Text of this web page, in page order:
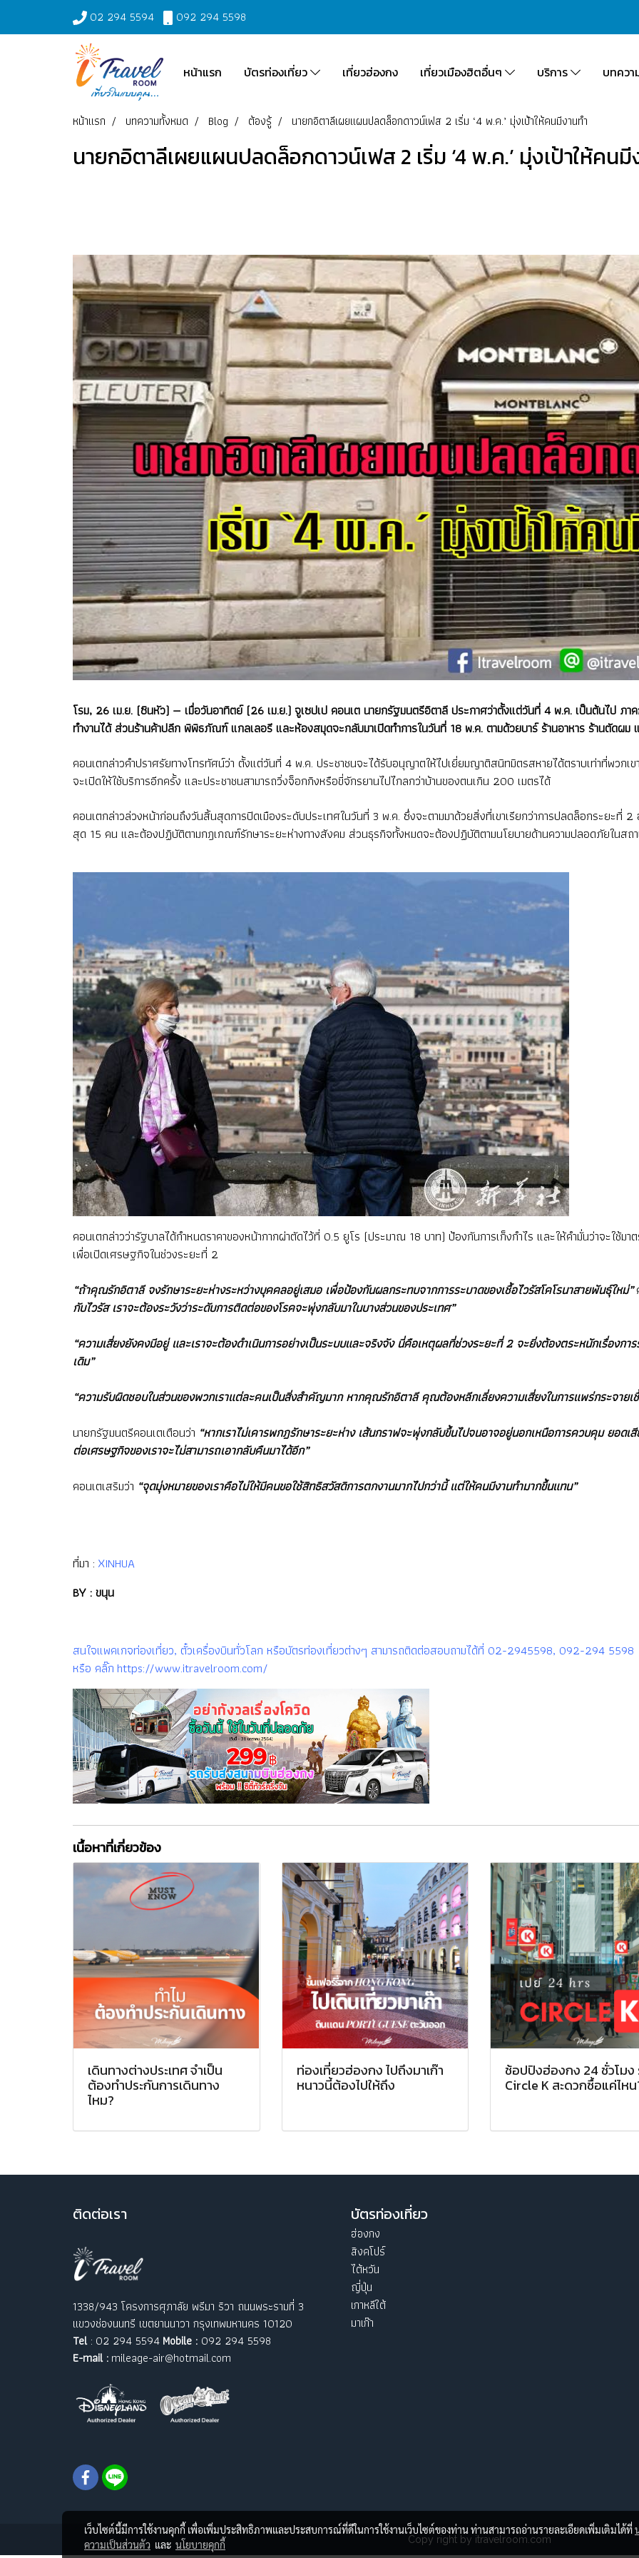
02 294 5594 092 294 5598
หน้าแรก บัตรท่องเที่ยว เที่ยวฮ่องกง เที่ยวเมืองฮิตอื่นๆ บริการ บทควา
หน้าแรก บทความทั้งหมด Blog ต้องรู้ นายกอิตาลีเผยแผนปลดล็อกดาวน์เฟส 2 เริ่ม ‘4 พ.ค.’ มุ่งเป้าให้คนมีงานทำ
นายกอิตาลีเผยแผนปลดล็อกดาวน์เฟส 2 เริ่ม ‘4 พ.ค.’ มุ่งเป้าให้คนมี
โรม, 26 เม.ย. (ซินหัว) — เมื่อวันอาทิตย์ (26 เม.ย.) จูเซปเป คอนเต นายกรัฐมนตรีอิตาลี ประกาศว่าตั้งแต่วันที่ 4 พ.ค. เป็นต้นไป ภา
ทำงานได้ ส่วนร้านค้าปลีก พิพิธภัณฑ์ แกลเลอรี และห้องสมุดจะกลับมาเปิดทำการในวันที่ 18 พ.ค. ตามด้วยบาร์ ร้านอาหาร ร้านตัดผม
คอนเตกล่าวคำปราศรัยทางโทรทัศน์ว่า ตั้งแต่วันที่ 4 พ.ค. ประชาชนจะได้รับอนุญาตให้ไปเยี่ยมญาติสนิทมิตรสหายได้ตราบเท่าที่พวก
จะเปิดให้ใช้บริการอีกครั้ง และประชาชนสามารถวิ่งจ็อกกิงหรือขี่จักรยานไปไกลกว่าบ้านของตนเกิน 200 เมตรได้
คอนเตกล่าวล่วงหน้าก่อนถึงวันสิ้นสุดการปิดเมืองระดับประเทศในวันที่ 3 พ.ค. ซึ่งจะตามมาด้วยสิ่งที่เขาเรียกว่าการปลดล็อกระยะที่
สุด 15 คน และต้องปฏิบัติตามกฎเกณฑ์รักษาระยะห่างทางสังคม ส่วนธุรกิจทั้งหมดจะต้องปฏิบัติตามนโยบายด้านความปลอดภัยในสถา
คอนเตกล่าวว่ารัฐบาลได้กำหนดราคาของหน้ากากผ่าตัดไว้ที่ 0.5 ยูโร (ประมาณ 18 บาท) ป้องกันการเก็งกำไร และให้คำมั่นว่าจะใช้
เพื่อเปิดเศรษฐกิจในช่วงระยะที่ 2
“ถ้าคุณรักอิตาลี จงรักษาระยะห่างระหว่างบุคคลอยู่เสมอ เพื่อป้องกันผลกระทบจากการระบาดของเชื้อไวรัสโคโรนาสายพันธุ์ใหม่”
กับไวรัส เราจะต้องระวังว่าระดับการติดต่อของโรคจะพุ่งกลับมาในบางส่วนของประเทศ”
“ความเสี่ยงยังคงมีอยู่ และเราจะต้องดำเนินการอย่างเป็นระบบและจริงจัง นี่คือเหตุผลที่ช่วงระยะที่ 2 จะยิ่งต้องตระหนักเรื่องก
เดิม”
“ความรับผิดชอบในส่วนของพวกเราแต่ละคนเป็นสิ่งสำคัญมาก หากคุณรักอิตาลี คุณต้องหลีกเลี่ยงความเสี่ยงในการแพร่กระจายเ
นายกรัฐมนตรีคอนเตเตือนว่า “หากเราไม่เคารพกฎรักษาระยะห่าง เส้นกราฟจะพุ่งกลับขึ้นไปจนอาจอยู่นอกเหนือการควบคุม ยอด
ต่อเศรษฐกิจของเราจะไม่สามารถเอากลับคืนมาได้อีก”
คอนเตเสริมว่า “จุดมุ่งหมายของเราคือไม่ให้มีคนขอใช้สิทธิสวัสดิการตกงานมากไปกว่านี้ แต่ให้คนมีงานทำมากขึ้นแทน”
ที่มา : XINHUA
BY : ขนุน
สนใจแพคเกจท่องเที่ยว, ตั๋วเครื่องบินทั่วโลก หรือบัตรท่องเที่ยวต่างๆ สามารถติดต่อสอบถามได้ที่ 02-2945598, 092-294 5598
หรือ คลิ๊ก https://www.itravelroom.com/
เนื้อหาที่เกี่ยวข้อง
เดินทางต่างประเทศ จำเป็น
ต้องทำประกันการเดินทาง
ไหม?
ท่องเที่ยวฮ่องกง ไปถึงมาเก๊า
หนาวนี้ต้องไปให้ถึง
ช้อปปิงฮ่องกง 24 ชั่วโมง
Circle K สะดวกซื้อแค่ไหน
ติดต่อเรา
1338/943 โครงการศุภาลัย พรีมา ริวา ถนนพระรามที่ 3
แขวงช่องนนทรี เขตยานนาวา กรุงเทพมหานคร 10120
Tel: 02 294 5594 Mobile : 092 294 5598
E-mail : mileage-air@hotmail.com
บัตรท่องเที่ยว
ฮ่องกง
สิงคโปร์
ไต้หวัน
ญี่ปุ่น
เกาหลีใต้
มาเก๊า
Copy right by itravelroom.com
เว็บไซต์นี้มีการใช้งานคุกกี้ เพื่อเพิ่มประสิทธิภาพและประสบการณ์ที่ดีในการใช้งานเว็บไซต์ของท่าน ท่านสามารถอ่านรายละเอียดเพิ่มเติมได้ที่
ความเป็นส่วนตัว และ นโยบายคุกกี้